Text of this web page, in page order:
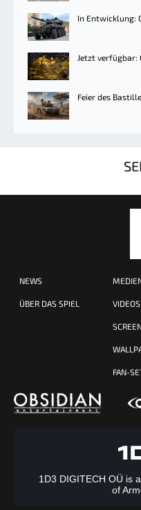
In Entwicklung:
Jetzt verfügbar:
Feier des
NEWS
ÜBER DAS SPIEL VIDEOS
FAN-
1D3 DIGITECH OÜ is
of